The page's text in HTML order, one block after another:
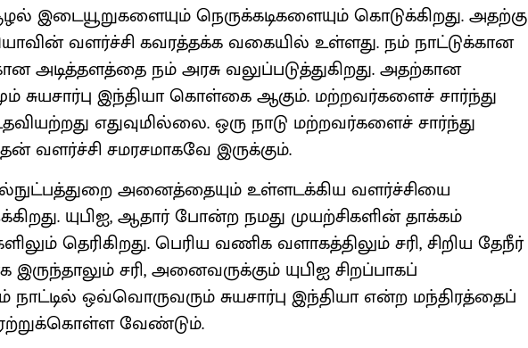
இடையூறுகளையும் நெருக்கடிகளையும் கொடுக்கிறது. அதற்கு
வளர்ச்சி கவரத்தக்க வகையில் உள்ளது. நம் நாட்டுக்கான
அடித்தளத்தை நம் அரசு வலுப்படுத்துகிறது. அதற்கான
சுயசார்பு இந்தியா கொள்கை ஆகும். மற்றவர்களைச் சார்ந்து
எதுவுமில்லை. ஒரு நாடு மற்றவர்களைச் சார்ந்து
வளர்ச்சி சமரசமாகவே இருக்கும்.
அனைத்தையும் உள்ளடக்கிய வளர்ச்சியை
யுபிஐ, ஆதார் போன்ற நமது முயற்சிகளின் தாக்கம்
தெரிகிறது. பெரிய வணிக வளாகத்திலும் சரி, சிறிய தேநீர்
சரி, அனைவருக்கும் யுபிஐ சிறப்பாகப்
நாட்டில் ஒவ்வொருவரும் சுயசார்பு இந்தியா என்ற மந்திரத்தைப்
வேண்டும்.